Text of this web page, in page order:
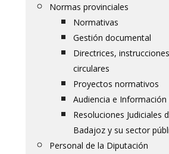
Normas provinciales
Normativas
Gestión documental
Directrices,
circulares
Proyectos normativos
Audiencia e Información
Resoluciones Judiciales
Badajoz y su sector
Personal de la Diputación